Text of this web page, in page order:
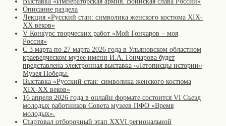
Описание раздела
Лекция «Русский стан: символика женского костюма XIX-
XX веков»
V Конкурс творческих работ «Мой Гончаров – моя
Россия»
С 3 марта по 27 марта 2026 года в Ульяновском областном
краеведческом музее имени И.А. Гончарова будет
представлена электронная выставка «Летописцы истории»
Музея Победы.
Выставка «Русский стан: символика женского костюма
XIX-XX веков»
16 апреля 2026 года в онлайн формате состоится VI Съезд
молодых работников Совета музеев ПФО «Время
молодых».
Стартовал отборочный этап XXVI региональной